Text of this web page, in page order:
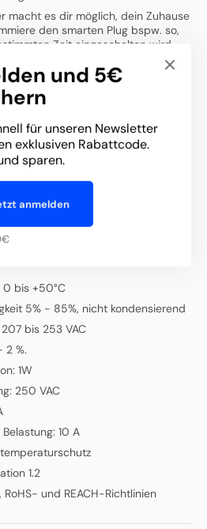
und 5€
für unseren Newsletter
exklusiven Rabattcode.
sparen.
anmelden
macht es dir möglich, dein Zuhause
den smarten Plug bspw. so,
Zeit eingeschalten wird,
während deiner Abwesenheit
den Standby-Verbrauch - ohne
deiner Geräte ziehen musst. So
radikal senken.
45 mm
+/-10%
0.4 W
dBm @ 1% PER
+8 dBm
bis +50°C
5% - 85%, nicht kondensierend
bis 253 VAC
2 %.
1W
250 VAC
10 A
1.2
und REACH-Richtlinien